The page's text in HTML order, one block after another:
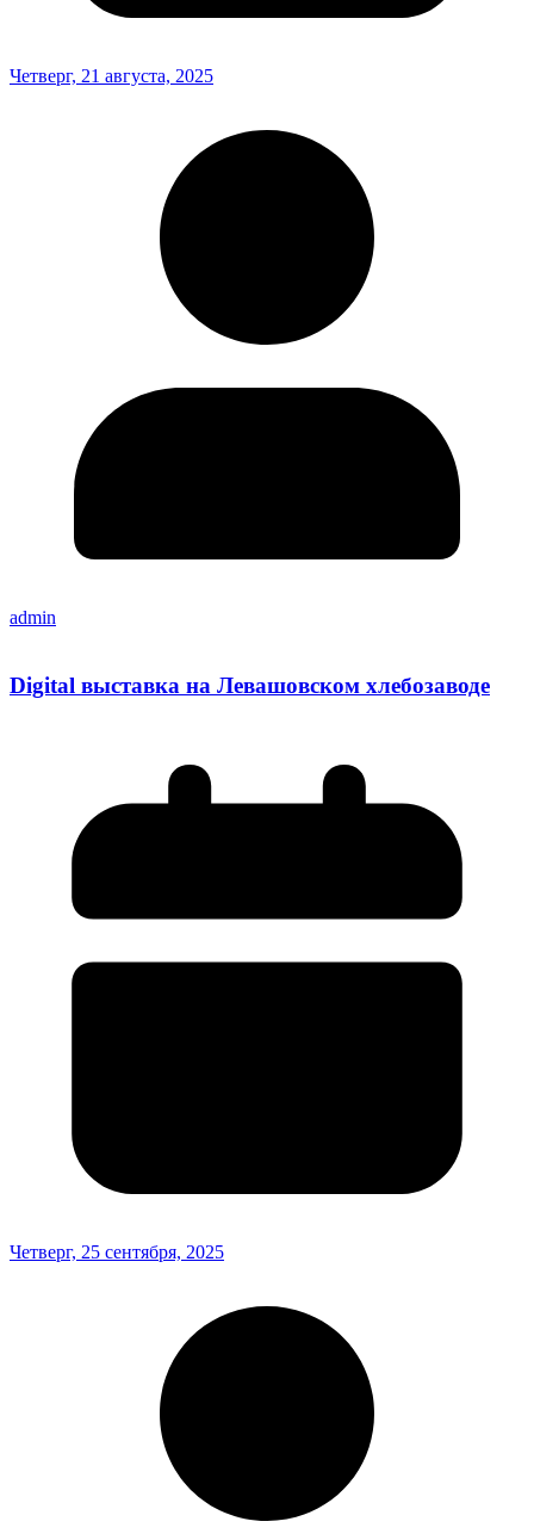
Четверг, 21 августа, 2025
admin
Digital выставка на Левашовском хлебозаводе
Четверг, 25 сентября, 2025